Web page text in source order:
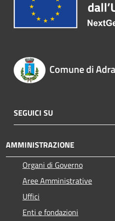
Comune di
SEGUICI SU
AMMINISTRAZIONE
Organi di Governo
Aree Amministrative
Uffici
Enti e fondazioni